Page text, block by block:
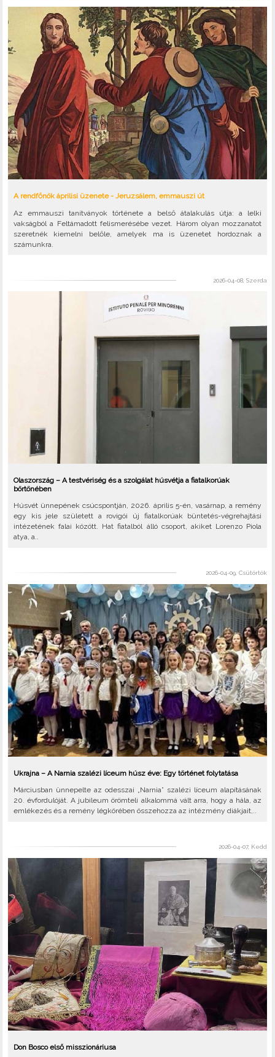
A rendfőnök áprilisi üzenete - Jeruzsálem, emmauszi út
Az emmauszi tanítványok története a belső átalakulás útja: a lelki
vakságból a Feltámadott felismerésébe vezet. Három olyan mozzanatot
szeretnék kiemelni belőle, amelyek ma is üzenetet hordoznak a
számunkra.
2026-04-08, Szerda
Olaszország – A testvériség és a szolgálat húsvétja a fiatalkorúak
börtönében
Húsvét ünnepének csúcspontján, 2026. április 5-én, vasárnap, a remény
egy kis jele született a rovigói új fiatalkorúak büntetés-végrehajtási
intézetének falai között. Hat fiatalból álló csoport, akiket Lorenzo Piola
atya, a..
2026-04-09, Csütörtök
Ukrajna – A Narnia szalézi líceum húsz éve: Egy történet folytatása
Márciusban ünnepelte az odesszai „Narnia” szalézi líceum alapításának
20. évfordulóját. A jubileum örömteli alkalommá vált arra, hogy a hála, az
emlékezés és a remény légkörében összehozza az intézmény diákjait,..
2026-04-07, Kedd
Don Bosco első misszionáriusa